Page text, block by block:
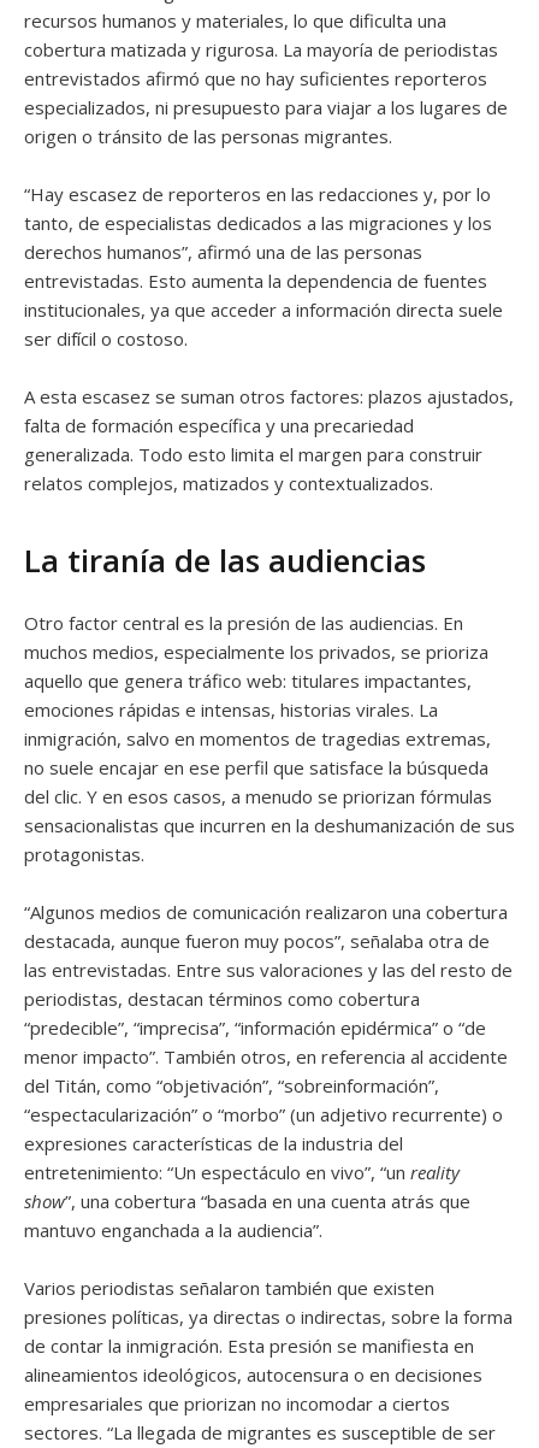
recursos humanos y materiales, lo que dificulta una
cobertura matizada y rigurosa. La mayoría de periodistas
entrevistados afirmó que no hay suficientes reporteros
especializados, ni presupuesto para viajar a los lugares de
origen o tránsito de las personas migrantes.
“Hay escasez de reporteros en las redacciones y, por lo
tanto, de especialistas dedicados a las migraciones y los
derechos humanos”, afirmó una de las personas
entrevistadas. Esto aumenta la dependencia de fuentes
institucionales, ya que acceder a información directa suele
ser difícil o costoso.
A esta escasez se suman otros factores: plazos ajustados,
falta de formación específica y una precariedad
generalizada. Todo esto limita el margen para construir
relatos complejos, matizados y contextualizados.
La tiranía de las audiencias
Otro factor central es la presión de las audiencias. En
muchos medios, especialmente los privados, se prioriza
aquello que genera tráfico web: titulares impactantes,
emociones rápidas e intensas, historias virales. La
inmigración, salvo en momentos de tragedias extremas,
no suele encajar en ese perfil que satisface la búsqueda
del clic. Y en esos casos, a menudo se priorizan fórmulas
sensacionalistas que incurren en la deshumanización de sus
protagonistas.
“Algunos medios de comunicación realizaron una cobertura
destacada, aunque fueron muy pocos”, señalaba otra de
las entrevistadas. Entre sus valoraciones y las del resto de
periodistas, destacan términos como cobertura
“predecible”, “imprecisa”, “información epidérmica” o “de
menor impacto”. También otros, en referencia al accidente
del Titán, como “objetivación”, “sobreinformación”,
“espectacularización” o “morbo” (un adjetivo recurrente) o
expresiones características de la industria del
entretenimiento: “Un espectáculo en vivo”, “un reality
show”, una cobertura “basada en una cuenta atrás que
mantuvo enganchada a la audiencia”.
Varios periodistas señalaron también que existen
presiones políticas, ya directas o indirectas, sobre la forma
de contar la inmigración. Esta presión se manifiesta en
alineamientos ideológicos, autocensura o en decisiones
empresariales que priorizan no incomodar a ciertos
sectores. “La llegada de migrantes es susceptible de ser